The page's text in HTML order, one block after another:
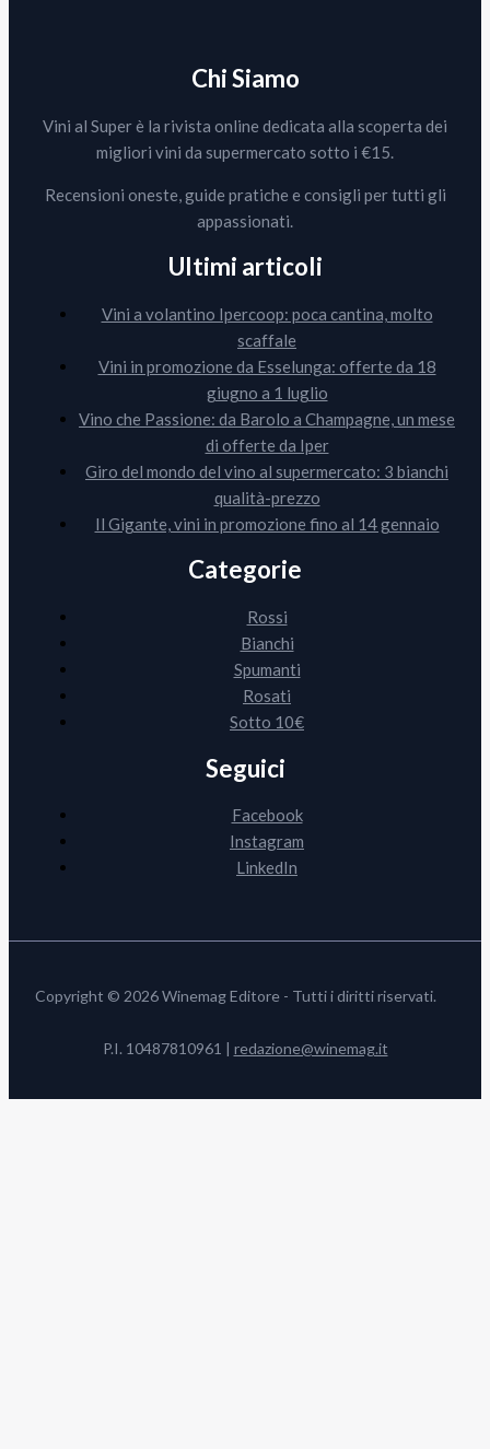
Chi Siamo
Vini al Super è la rivista online dedicata alla scoperta dei
migliori vini da supermercato sotto i €15.
Recensioni oneste, guide pratiche e consigli per tutti gli
appassionati.
Ultimi articoli
Vini a volantino Ipercoop: poca cantina, molto
scaffale
Vini in promozione da Esselunga: offerte da 18
giugno a 1 luglio
Vino che Passione: da Barolo a Champagne, un mese
di offerte da Iper
Giro del mondo del vino al supermercato: 3 bianchi
qualità-prezzo
Il Gigante, vini in promozione fino al 14 gennaio
Categorie
Rossi
Bianchi
Spumanti
Rosati
Sotto 10€
Seguici
Facebook
Instagram
LinkedIn
Copyright © 2026 Winemag Editore - Tutti i diritti riservati.
P.I. 10487810961 | redazione@winemag.it